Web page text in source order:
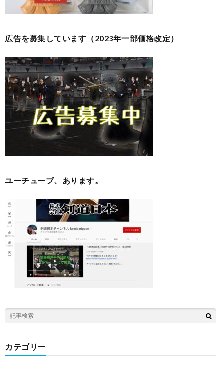
広告を募集しています（2023年一部価格改定）
ユーチューブ、あります。
カテゴリー